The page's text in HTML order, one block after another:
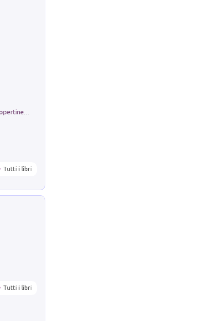
Tutti i libri
Tutti i libri